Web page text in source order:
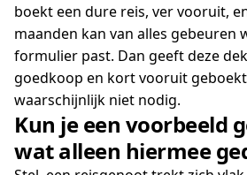
boekt een dure reis, ver vooruit,
maanden kan van alles gebeuren
formulier past. Dan geeft deze
goedkoop en kort vooruit
waarschijnlijk niet nodig.
Kun je een voorbeeld
wat alleen hiermee